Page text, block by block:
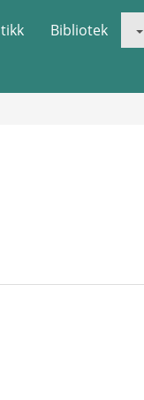
Bibliotek